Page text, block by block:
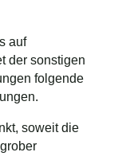
auf
der sonstigen
folgende
soweit die